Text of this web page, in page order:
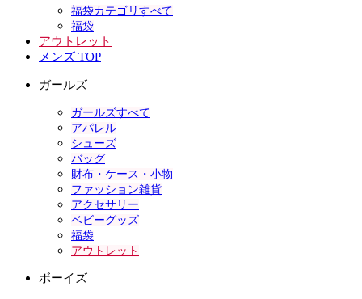
福袋カテゴリすべて
福袋
アウトレット
メンズ TOP
ガールズ
ガールズすべて
アパレル
シューズ
バッグ
財布・ケース・小物
ファッション雑貨
アクセサリー
ベビーグッズ
福袋
アウトレット
ボーイズ